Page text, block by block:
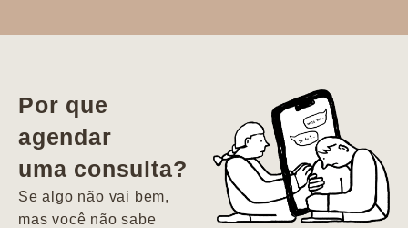
vida. Ela me
encontrou num
estado misto de
depressão e
agitação com
pensamentos
Por que
agendar
uma consulta?
Se algo não vai bem,
mas você não sabe